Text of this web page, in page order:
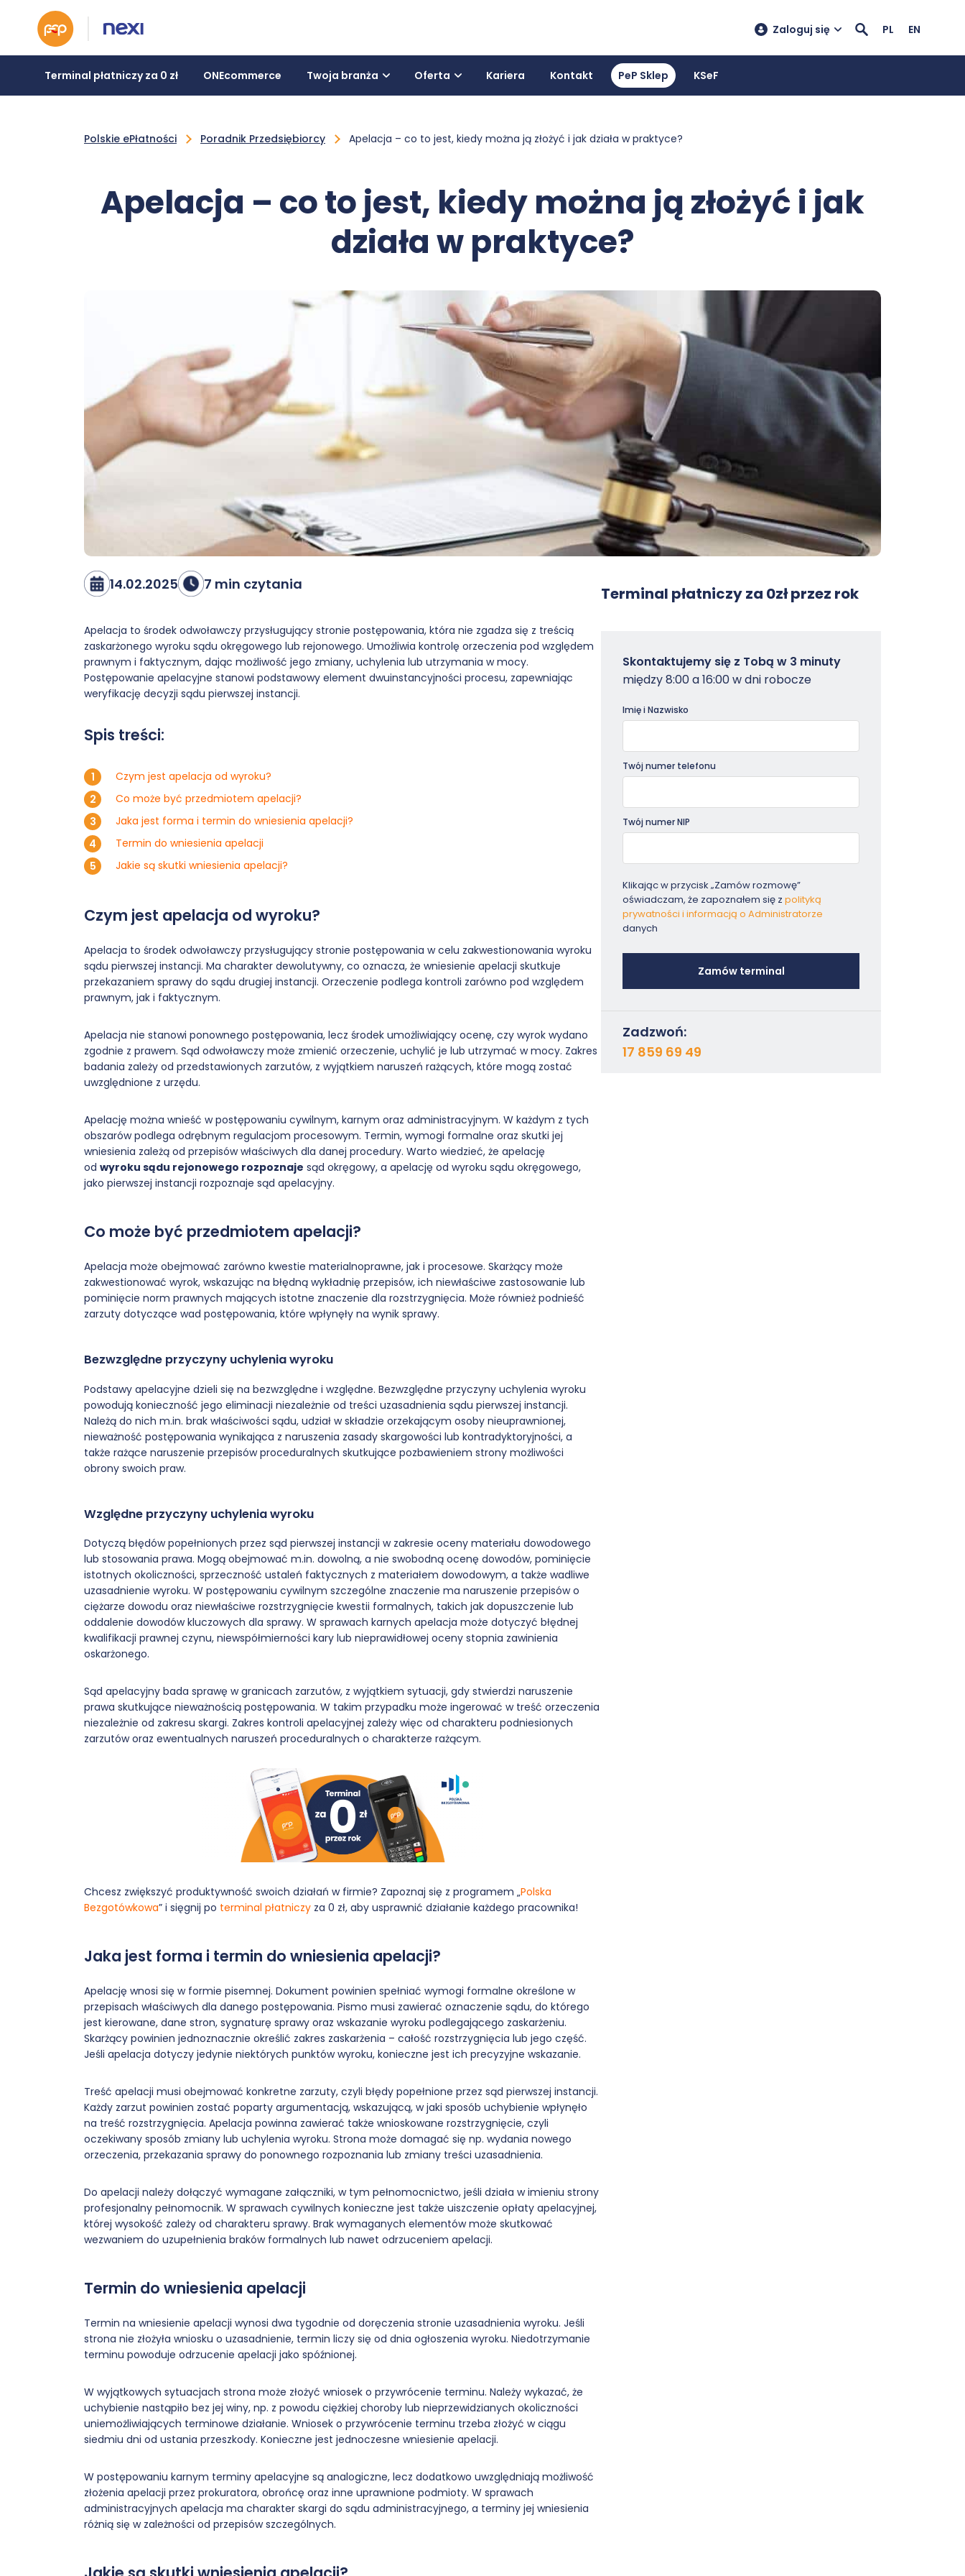
Zaloguj się PL EN
Terminal płatniczy za 0 zł ONEcommerce Twoja branża Oferta Kariera Kontakt PeP Sklep KSeF
Polskie ePłatności Poradnik Przedsiębiorcy Apelacja – co to jest, kiedy można ją złożyć i jak działa w praktyce?
Apelacja – co to jest, kiedy można ją złożyć i jak
działa w praktyce?
14.02.2025 7 min czytania
Apelacja to środek odwoławczy przysługujący stronie postępowania, która nie zgadza się z treścią
zaskarżonego wyroku sądu okręgowego lub rejonowego. Umożliwia kontrolę orzeczenia pod względem
prawnym i faktycznym, dając możliwość jego zmiany, uchylenia lub utrzymania w mocy.
Postępowanie apelacyjne stanowi podstawowy element dwuinstancyjności procesu, zapewniając
weryfikację decyzji sądu pierwszej instancji.
Spis treści:
Czym jest apelacja od wyroku?
Co może być przedmiotem apelacji?
Jaka jest forma i termin do wniesienia apelacji?
Termin do wniesienia apelacji
Jakie są skutki wniesienia apelacji?
Czym jest apelacja od wyroku?
Apelacja to środek odwoławczy przysługujący stronie postępowania w celu zakwestionowania wyroku
sądu pierwszej instancji. Ma charakter dewolutywny, co oznacza, że wniesienie apelacji skutkuje
przekazaniem sprawy do sądu drugiej instancji. Orzeczenie podlega kontroli zarówno pod względem
prawnym, jak i faktycznym.
Apelacja nie stanowi ponownego postępowania, lecz środek umożliwiający ocenę, czy wyrok wydano
zgodnie z prawem. Sąd odwoławczy może zmienić orzeczenie, uchylić je lub utrzymać w mocy. Zakres
badania zależy od przedstawionych zarzutów, z wyjątkiem naruszeń rażących, które mogą zostać
uwzględnione z urzędu.
Apelację można wnieść w postępowaniu cywilnym, karnym oraz administracyjnym. W każdym z tych
obszarów podlega odrębnym regulacjom procesowym. Termin, wymogi formalne oraz skutki jej
wniesienia zależą od przepisów właściwych dla danej procedury. Warto wiedzieć, że apelację
od wyroku sądu rejonowego rozpoznaje sąd okręgowy, a apelację od wyroku sądu okręgowego,
jako pierwszej instancji rozpoznaje sąd apelacyjny.
Co może być przedmiotem apelacji?
Apelacja może obejmować zarówno kwestie materialnoprawne, jak i procesowe. Skarżący może
zakwestionować wyrok, wskazując na błędną wykładnię przepisów, ich niewłaściwe zastosowanie lub
pominięcie norm prawnych mających istotne znaczenie dla rozstrzygnięcia. Może również podnieść
zarzuty dotyczące wad postępowania, które wpłynęły na wynik sprawy.
Bezwzględne przyczyny uchylenia wyroku
Podstawy apelacyjne dzieli się na bezwzględne i względne. Bezwzględne przyczyny uchylenia wyroku
powodują konieczność jego eliminacji niezależnie od treści uzasadnienia sądu pierwszej instancji.
Należą do nich m.in. brak właściwości sądu, udział w składzie orzekającym osoby nieuprawnionej,
nieważność postępowania wynikająca z naruszenia zasady skargowości lub kontradyktoryjności, a
także rażące naruszenie przepisów proceduralnych skutkujące pozbawieniem strony możliwości
obrony swoich praw.
Względne przyczyny uchylenia wyroku
Dotyczą błędów popełnionych przez sąd pierwszej instancji w zakresie oceny materiału dowodowego
lub stosowania prawa. Mogą obejmować m.in. dowolną, a nie swobodną ocenę dowodów, pominięcie
istotnych okoliczności, sprzeczność ustaleń faktycznych z materiałem dowodowym, a także wadliwe
uzasadnienie wyroku. W postępowaniu cywilnym szczególne znaczenie ma naruszenie przepisów o
ciężarze dowodu oraz niewłaściwe rozstrzygnięcie kwestii formalnych, takich jak dopuszczenie lub
oddalenie dowodów kluczowych dla sprawy. W sprawach karnych apelacja może dotyczyć błędnej
kwalifikacji prawnej czynu, niewspółmierności kary lub nieprawidłowej oceny stopnia zawinienia
oskarżonego.
Sąd apelacyjny bada sprawę w granicach zarzutów, z wyjątkiem sytuacji, gdy stwierdzi naruszenie
prawa skutkujące nieważnością postępowania. W takim przypadku może ingerować w treść orzeczenia
niezależnie od zakresu skargi. Zakres kontroli apelacyjnej zależy więc od charakteru podniesionych
zarzutów oraz ewentualnych naruszeń proceduralnych o charakterze rażącym.
Chcesz zwiększyć produktywność swoich działań w firmie? Zapoznaj się z programem „Polska
Bezgotówkowa” i sięgnij po terminal płatniczy za 0 zł, aby usprawnić działanie każdego pracownika!
Jaka jest forma i termin do wniesienia apelacji?
Apelację wnosi się w formie pisemnej. Dokument powinien spełniać wymogi formalne określone w
przepisach właściwych dla danego postępowania. Pismo musi zawierać oznaczenie sądu, do którego
jest kierowane, dane stron, sygnaturę sprawy oraz wskazanie wyroku podlegającego zaskarżeniu.
Skarżący powinien jednoznacznie określić zakres zaskarżenia – całość rozstrzygnięcia lub jego część.
Jeśli apelacja dotyczy jedynie niektórych punktów wyroku, konieczne jest ich precyzyjne wskazanie.
Treść apelacji musi obejmować konkretne zarzuty, czyli błędy popełnione przez sąd pierwszej instancji.
Każdy zarzut powinien zostać poparty argumentacją, wskazującą, w jaki sposób uchybienie wpłynęło
na treść rozstrzygnięcia. Apelacja powinna zawierać także wnioskowane rozstrzygnięcie, czyli
oczekiwany sposób zmiany lub uchylenia wyroku. Strona może domagać się np. wydania nowego
orzeczenia, przekazania sprawy do ponownego rozpoznania lub zmiany treści uzasadnienia.
Do apelacji należy dołączyć wymagane załączniki, w tym pełnomocnictwo, jeśli działa w imieniu strony
profesjonalny pełnomocnik. W sprawach cywilnych konieczne jest także uiszczenie opłaty apelacyjnej,
której wysokość zależy od charakteru sprawy. Brak wymaganych elementów może skutkować
wezwaniem do uzupełnienia braków formalnych lub nawet odrzuceniem apelacji.
Termin do wniesienia apelacji
Termin na wniesienie apelacji wynosi dwa tygodnie od doręczenia stronie uzasadnienia wyroku. Jeśli
strona nie złożyła wniosku o uzasadnienie, termin liczy się od dnia ogłoszenia wyroku. Niedotrzymanie
terminu powoduje odrzucenie apelacji jako spóźnionej.
W wyjątkowych sytuacjach strona może złożyć wniosek o przywrócenie terminu. Należy wykazać, że
uchybienie nastąpiło bez jej winy, np. z powodu ciężkiej choroby lub nieprzewidzianych okoliczności
uniemożliwiających terminowe działanie. Wniosek o przywrócenie terminu trzeba złożyć w ciągu
siedmiu dni od ustania przeszkody. Konieczne jest jednoczesne wniesienie apelacji.
W postępowaniu karnym terminy apelacyjne są analogiczne, lecz dodatkowo uwzględniają możliwość
złożenia apelacji przez prokuratora, obrońcę oraz inne uprawnione podmioty. W sprawach
administracyjnych apelacja ma charakter skargi do sądu administracyjnego, a terminy jej wniesienia
różnią się w zależności od przepisów szczególnych.
Terminal płatniczy za 0zł przez rok
Zamowterminal
-
Skontaktujemy się z Tobą w 3 minuty
między 8:00 a 16:00 w dni robocze
Imię i Nazwisko
Twój numer telefonu
Twój numer NIP
Klikając w przycisk „Zamów rozmowę”
oświadczam, że zapoznałem się z polityką
prywatności i informacją o Administratorze
danych
Zamów terminal
Zadzwoń:
17 859 69 49